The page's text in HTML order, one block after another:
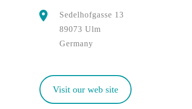
Sedelhofgasse 13
89073 Ulm
Germany
Visit our web site